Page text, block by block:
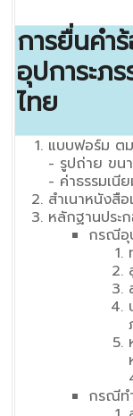
การยื่นค
อุปการะภ
ไทย
แบบฟอร์ม ต
- รูปถ่าย ขน
- ค่าธรรมเนี
สำเนาหนังสื
หลักฐานประ
กรณีอุ
กรณีท